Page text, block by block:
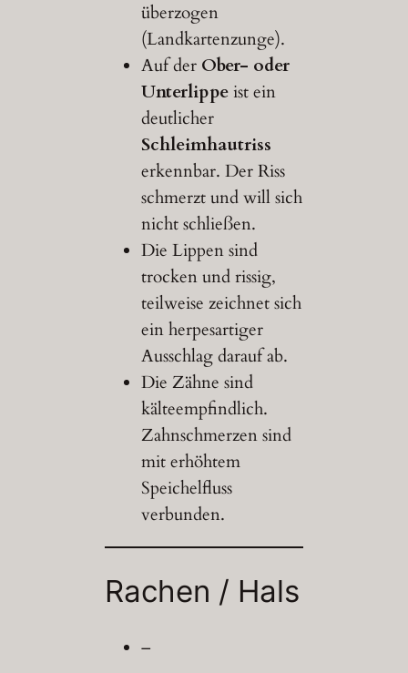
überzogen
(Landkartenzunge).
Auf der Ober- oder
Unterlippeist ein
deutlicher
Schleimhautriss
erkennbar. Der Riss
schmerzt und will sich
nicht schließen.
Die Lippen sind
trocken und rissig,
teilweise zeichnet sich
ein herpesartiger
Ausschlag darauf ab.
Die Zähne sind
kälteempfindlich.
Zahnschmerzen sind
mit erhöhtem
Speichelfluss
verbunden.
Rachen / Hals
–